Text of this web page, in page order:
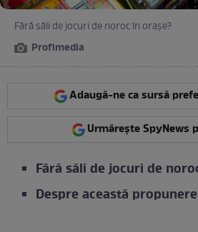
Fără săli de jocuri de noroc în orașe?
Profimedia
Adaugă-ne ca sursă
Urmărește SpyNews
Fără săli de jocuri de
Despre această